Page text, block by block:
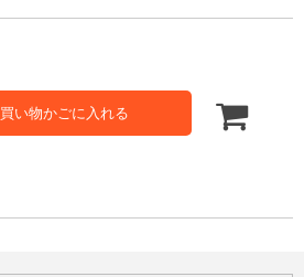
買い物かごに入れる